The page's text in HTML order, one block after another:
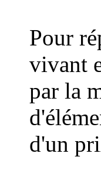
Pour
vivant
par la
d'un